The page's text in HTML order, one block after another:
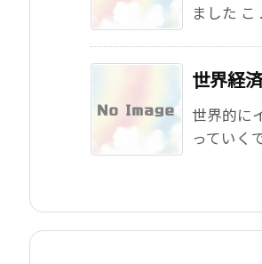
ました こ
世界経
世界的に
っていく